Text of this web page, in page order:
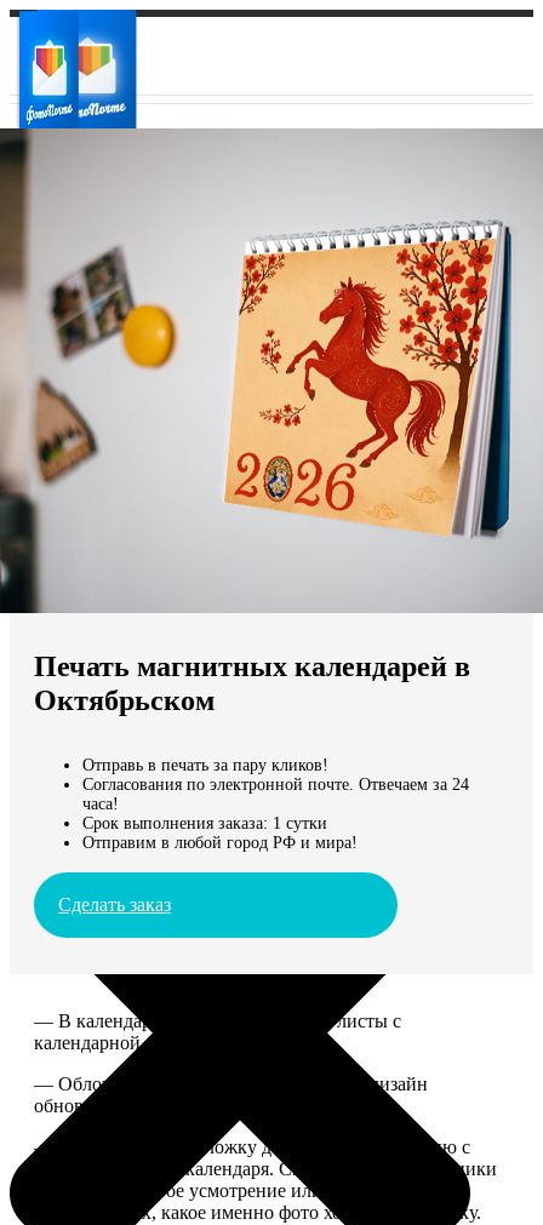
Ваш регион доставки
Выберите из списка:
Мы доставляем по всему миру
Продолжить без города
Печать магнитных календарей в
Октябрьском
Отправь в печать за пару кликов!
Согласования по электронной почте. Отвечаем за 24
часа!
Срок выполнения заказа: 1 сутки
Отправим в любой город РФ и мира!
Сделать заказ
— В календаре 13 листов: обложка+листы с
календарной сеткой.
— Обложка для календаря стандартная, дизайн
обновляем каждый год.
— В кружочек на обложку добавляем фотографию с
одной из страниц календаря. Снимок наши сотрудники
выбирают на свое усмотрение или пишите в
комментариях, какое именно фото хотите на обложку.